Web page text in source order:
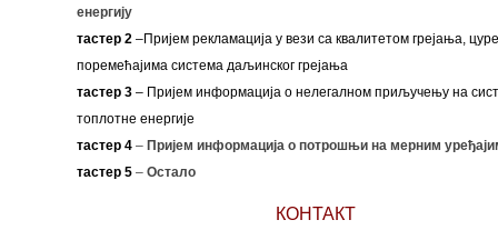
енергију
тастер 2–Пријем рекламација у вези са квалитетом грејања,
поремећајима система даљинског грејања
тастер 3– Пријем информација о нелегалном приључењу на
топлотне енергије
тастер 4 – Пријем информација о потрошњи на мерним
тастер 5 – Остало
КОНТАКТ